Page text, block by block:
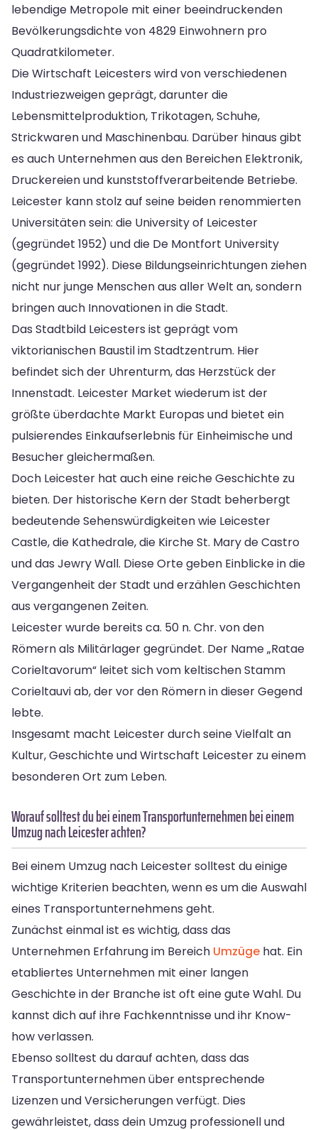
lebendige Metropole mit einer beeindruckenden
Bevölkerungsdichte von 4829 Einwohnern pro
Quadratkilometer.
Die Wirtschaft Leicesters wird von verschiedenen
Industriezweigen geprägt, darunter die
Lebensmittelproduktion, Trikotagen, Schuhe,
Strickwaren und Maschinenbau. Darüber hinaus gibt
es auch Unternehmen aus den Bereichen Elektronik,
Druckereien und kunststoffverarbeitende Betriebe.
Leicester kann stolz auf seine beiden renommierten
Universitäten sein: die University of Leicester
(gegründet 1952) und die De Montfort University
(gegründet 1992). Diese Bildungseinrichtungen ziehen
nicht nur junge Menschen aus aller Welt an, sondern
bringen auch Innovationen in die Stadt.
Das Stadtbild Leicesters ist geprägt vom
viktorianischen Baustil im Stadtzentrum. Hier
befindet sich der Uhrenturm, das Herzstück der
Innenstadt. Leicester Market wiederum ist der
größte überdachte Markt Europas und bietet ein
pulsierendes Einkaufserlebnis für Einheimische und
Besucher gleichermaßen.
Doch Leicester hat auch eine reiche Geschichte zu
bieten. Der historische Kern der Stadt beherbergt
bedeutende Sehenswürdigkeiten wie Leicester
Castle, die Kathedrale, die Kirche St. Mary de Castro
und das Jewry Wall. Diese Orte geben Einblicke in die
Vergangenheit der Stadt und erzählen Geschichten
aus vergangenen Zeiten.
Leicester wurde bereits ca. 50 n. Chr. von den
Römern als Militärlager gegründet. Der Name „Ratae
Corieltavorum“ leitet sich vom keltischen Stamm
Corieltauvi ab, der vor den Römern in dieser Gegend
lebte.
Insgesamt macht Leicester durch seine Vielfalt an
Kultur, Geschichte und Wirtschaft Leicester zu einem
besonderen Ort zum Leben.
Worauf solltest du bei einem Transportunternehmen bei einem
Umzug nach Leicester achten?
Bei einem Umzug nach Leicester solltest du einige
wichtige Kriterien beachten, wenn es um die Auswahl
eines Transportunternehmens geht.
Zunächst einmal ist es wichtig, dass das
Unternehmen Erfahrung im Bereich Umzüge hat. Ein
etabliertes Unternehmen mit einer langen
Geschichte in der Branche ist oft eine gute Wahl. Du
kannst dich auf ihre Fachkenntnisse und ihr Know-
how verlassen.
Ebenso solltest du darauf achten, dass das
Transportunternehmen über entsprechende
Lizenzen und Versicherungen verfügt. Dies
gewährleistet, dass dein Umzug professionell und